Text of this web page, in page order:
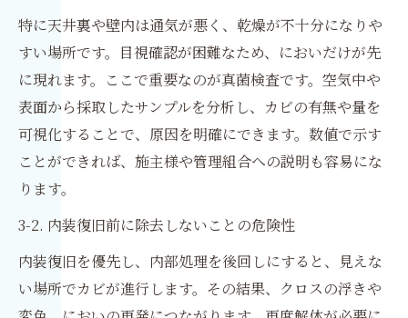
特に天井裏や壁内は通気が悪く、乾燥が不十分になりや
すい場所です。目視確認が困難なため、においだけが先
に現れます。ここで重要なのが真菌検査です。空気中や
表面から採取したサンプルを分析し、カビの有無や量を
可視化することで、原因を明確にできます。数値で示す
ことができれば、施主様や管理組合への説明も容易にな
ります。
3-2. 内装復旧前に除去しないことの危険性
内装復旧を優先し、内部処理を後回しにすると、見えな
い場所でカビが進行します。その結果、クロスの浮きや